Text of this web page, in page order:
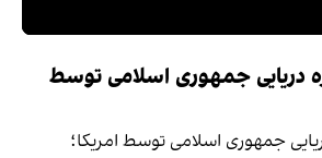
دریایی جمهوری اسلامی توسط
جمهوری اسلامی توسط امریکا؛